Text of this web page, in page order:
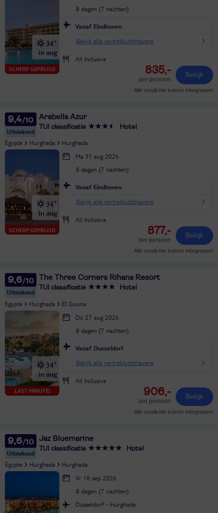
SCHERP GEPRIJSD
34°
in aug
8 dagen (7 nachten)
Vanaf Eindhoven
Bekijk alle vertrekluchthavens
All Inclusive
835,-
per persoon
Bekijk
Alle verplichte kosten inbegrepen!
9,4
Uitstekend
Arabella Azur
TUI classificatie Hotel
Egypte Hurghada Hurghada
SCHERP GEPRIJSD
34°
in aug
Ma 31 aug 2026
8 dagen (7 nachten)
Vanaf Eindhoven
Bekijk alle vertrekluchthavens
All Inclusive
877,-
per persoon
Bekijk
Alle verplichte kosten inbegrepen!
9,6
Uitstekend
The Three Corners Rihana Resort
TUI classificatie Hotel
Egypte Hurghada El Gouna
LAST MINUTE!
34°
in aug
Do 27 aug 2026
8 dagen (7 nachten)
Vanaf Dusseldorf
Bekijk alle vertrekluchthavens
All Inclusive
906,-
per persoon
Bekijk
Alle verplichte kosten inbegrepen!
9,6
Uitstekend
Jaz Bluemarine
TUI classificatie Hotel
Egypte Hurghada Hurghada
Vr 18 sep 2026
8 dagen (7 nachten)
Dusseldorf - Hurghada